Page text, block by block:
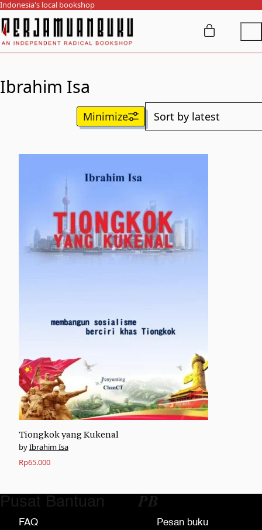
Indonesia's local bookshop
Ibrahim Isa
Tiongkok yang Kukenal
Ibrahim Isa
Rp65.000
Pusat Bantuan
FAQ
𝑷𝑩
Pesan buku